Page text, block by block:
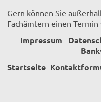
Gern können Sie
Fachämtern einen Termin
Impressum
Startseite